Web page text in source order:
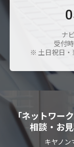
ナ
受付
※ 土日祝日・
「ネットワー
相談・お
キヤノン